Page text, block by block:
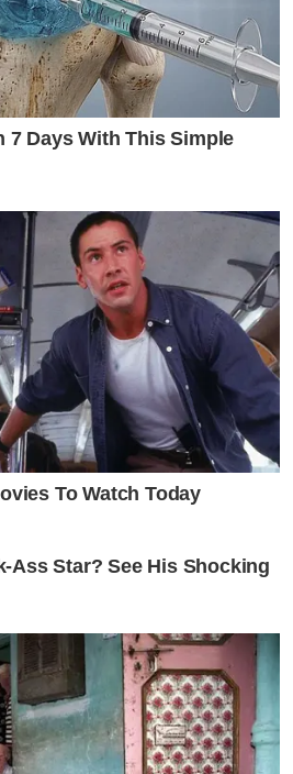
7 Days With This Simple
To Watch Today
Ass Star? See His Shocking